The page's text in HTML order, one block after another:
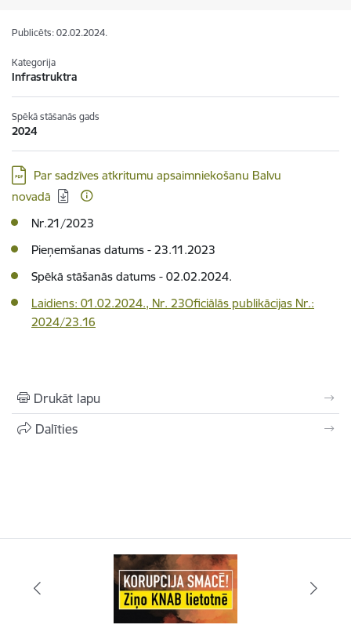
Publicēts: 02.02.2024.
Kategorija
Infrastruktra
Spēkā stāšanās gads
2024
Lejupielādēt:
Par sadzīves atkritumu apsaimniekošanu Balvu
novadā
Nr.21/2023
Pieņemšanas datums - 23.11.2023
Spēkā stāšanās datums - 02.02.2024.
Laidiens: 01.02.2024., Nr. 23Oficiālās publikācijas Nr.:
2024/23.16
Drukāt lapu
Dalīties